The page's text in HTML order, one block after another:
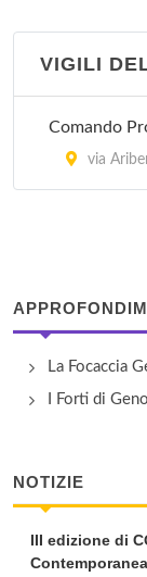
Ufficio
Ufficio
corso
Ufficio
largo G.
VIGILI
Comando
via
La Focaccia
I Forti di
NOTIZIE
III edizione di
Contemporanea